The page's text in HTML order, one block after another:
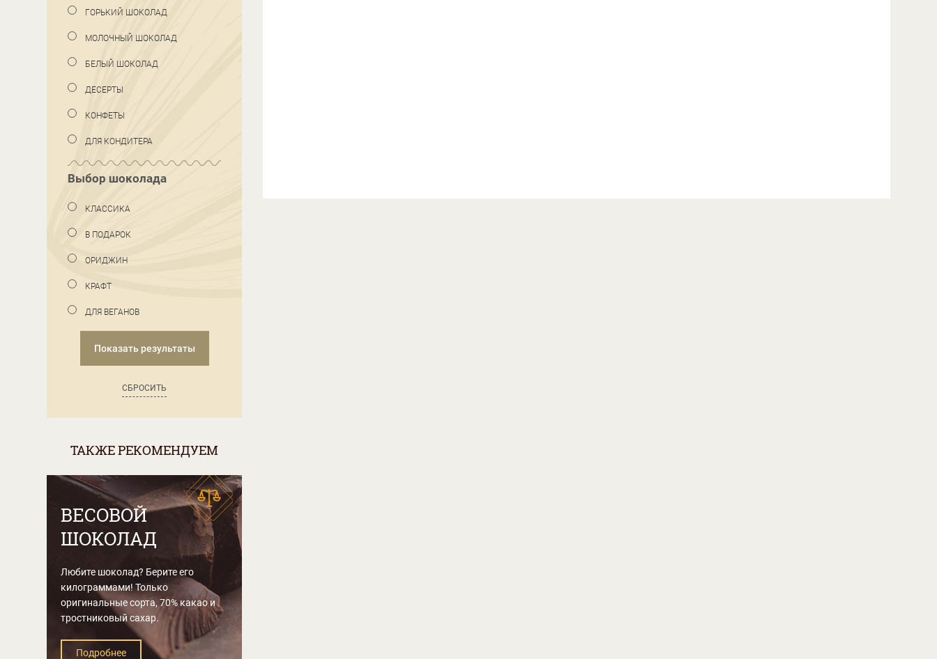
ГОРЬКИЙ ШОКОЛАД
МОЛОЧНЫЙ ШОКОЛАД
БЕЛЫЙ ШОКОЛАД
ДЕСЕРТЫ
КОНФЕТЫ
ДЛЯ КОНДИТЕРА
Выбор шоколада
КЛАССИКА
В ПОДАРОК
ОРИДЖИН
КРАФТ
ДЛЯ ВЕГАНОВ
Показать результаты
СБРОСИТЬ
ТАКЖЕ РЕКОМЕНДУЕМ
ВЕСОВОЙ
ШОКОЛАД
Любите шоколад? Берите его
килограммами! Только
оригинальные сорта, 70% какао и
тростниковый сахар.
Подробнее